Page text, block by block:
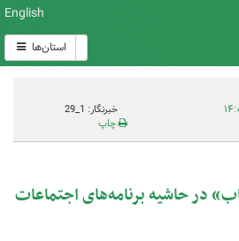
English
استان‌ها
خبرنگار: 1_29
چاپ
در حاشیه برنامه‌های اجتماعات